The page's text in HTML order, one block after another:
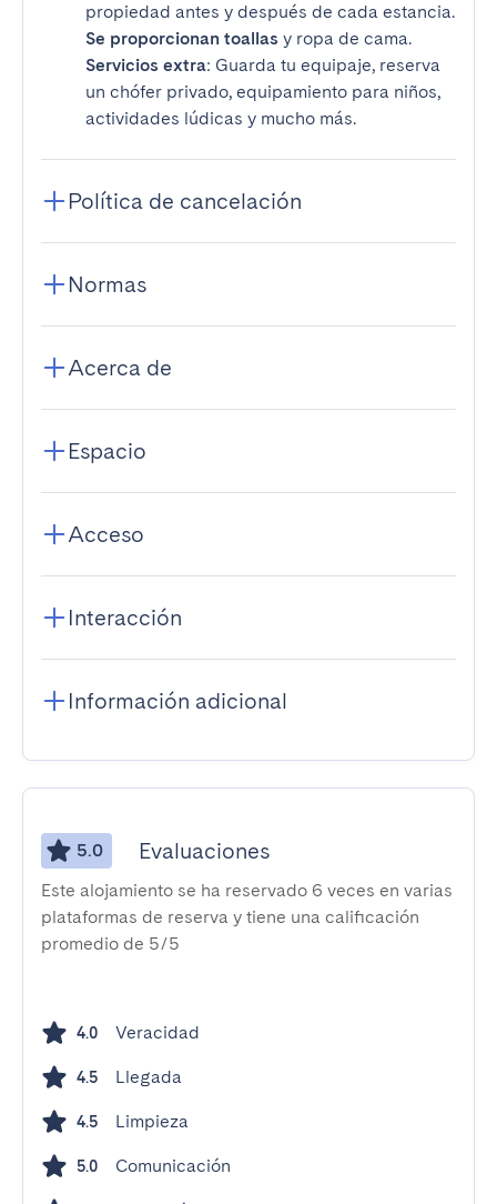
propiedad antes y después de cada estancia.
Se proporcionan toallas y ropa de cama.
Servicios extra: Guarda tu equipaje, reserva
un chófer privado, equipamiento para niños,
actividades lúdicas y mucho más.
Política de cancelación
Normas
Acerca de
Espacio
Acceso
Interacción
Información adicional
5.0 Evaluaciones
Este alojamiento se ha reservado 6 veces en varias
plataformas de reserva y tiene una calificación
promedio de 5/5
4.0 Veracidad
4.5 Llegada
4.5 Limpieza
5.0 Comunicación